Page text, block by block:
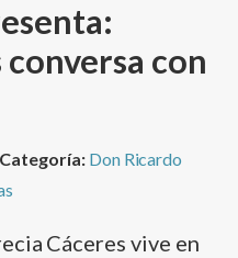
con
Categoría: Don Ricardo
Cáceres vive en